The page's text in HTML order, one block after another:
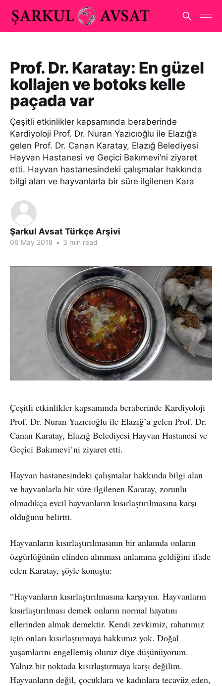
Prof. Dr. Karatay: En güzel
kollajen ve botoks kelle
paçada var
Çeşitli etkinlikler kapsamında beraberinde
Kardiyoloji Prof. Dr. Nuran Yazıcıoğlu ile Elazığ’a
gelen Prof. Dr. Canan Karatay, Elazığ Belediyesi
Hayvan Hastanesi ve Geçici Bakımevi’ni ziyaret
etti. Hayvan hastanesindeki çalışmalar hakkında
bilgi alan ve hayvanlarla bir süre ilgilenen Kara
Şarkul Avsat Türkçe Arşivi
06 May 2018 • 3 min read
Çeşitli etkinlikler kapsamında beraberinde Kardiyoloji
Prof. Dr. Nuran Yazıcıoğlu ile Elazığ’a gelen Prof. Dr.
Canan Karatay, Elazığ Belediyesi Hayvan Hastanesi ve
Geçici Bakımevi’ni ziyaret etti.
Hayvan hastanesindeki çalışmalar hakkında bilgi alan
ve hayvanlarla bir süre ilgilenen Karatay, zorunlu
olmadıkça evcil hayvanların kısırlaştırılmasına karşı
olduğunu belirtti.
Hayvanların kısırlaştırılmasının bir anlamda onların
özgürlüğünün elinden alınması anlamına geldiğini ifade
eden Karatay, şöyle konuştu:
“Hayvanların kısırlaştırılmasına karşıyım. Hayvanların
kısırlaştırılması demek onların normal hayatını
ellerinden almak demektir. Kendi zevkimiz, rahatımız
için onları kısırlaştırmaya hakkımız yok. Doğal
yaşamlarını engellemiş oluruz diye düşünüyorum.
Yalnız bir noktada kısırlaştırmaya karşı değilim.
Hayvanların değil, çocuklara ve kadınlara tecavüz eden,